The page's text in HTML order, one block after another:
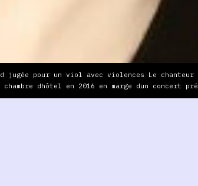
jugée pour un viol avec violences Le
chambre dhôtel en 2016 en marge dun concert